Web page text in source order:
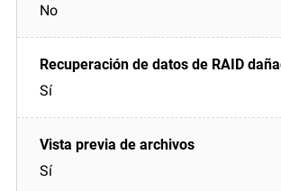
No
Sí
Sí